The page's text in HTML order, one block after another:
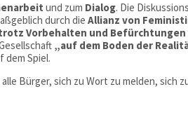
und zum Dialog. Die
durch dieAllianz von
Vorbehalten und
„auf dem Boden der
dem Spiel.
Bürger, sich zu Wort zu melden, sich